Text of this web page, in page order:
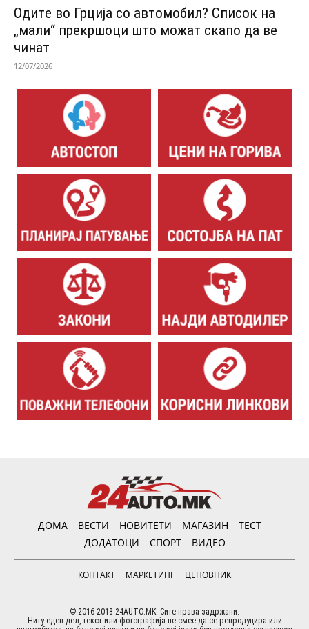
Одитe во Грција со автомобил? Список на
„мали“ прекршоци што можат скапо да ве
чинат
12/07/2026
ДОМА ВЕСТИ НОВИТЕТИ МАГАЗИН
ТЕСТ
ДОДАТОЦИ
СПОРТ ВИДЕО
КОНТАКТ МАРКЕТИНГ ЦЕНОВНИК
© 2016-2018 24AUTO.MK. Сите права задржани.
Ниту еден дел, текст или фотографија не смее да се репродуцира или